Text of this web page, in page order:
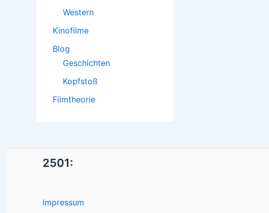
Western
Kinofilme
Blog
Geschichten
Kopfstoß
Filmtheorie
2501:
Impressum